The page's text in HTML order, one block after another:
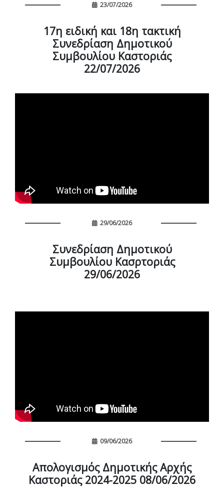
23/07/2026
17η ειδική και 18η τακτική
Συνεδρίαση Δημοτικού
Συμβουλίου Καστοριάς
22/07/2026
29/06/2026
Συνεδρίαση Δημοτικού
Συμβουλίου Κασρτοριάς
29/06/2026
09/06/2026
Απολογισμός Δημοτικής Αρχής
Καστοριάς 2024-2025 08/06/2026